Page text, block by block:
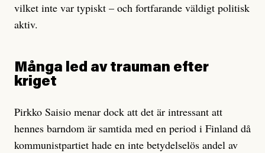
vilket inte var typiskt – och fortfarande väldigt politisk
aktiv.
Många led av trauman efter
kriget
Pirkko Saisio menar dock att det är intressant att
hennes barndom är samtida med en period i Finland då
kommunistpartiet hade en inte betydelselös andel av